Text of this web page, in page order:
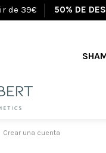
de 39€ 50% DE
Crear una cuenta